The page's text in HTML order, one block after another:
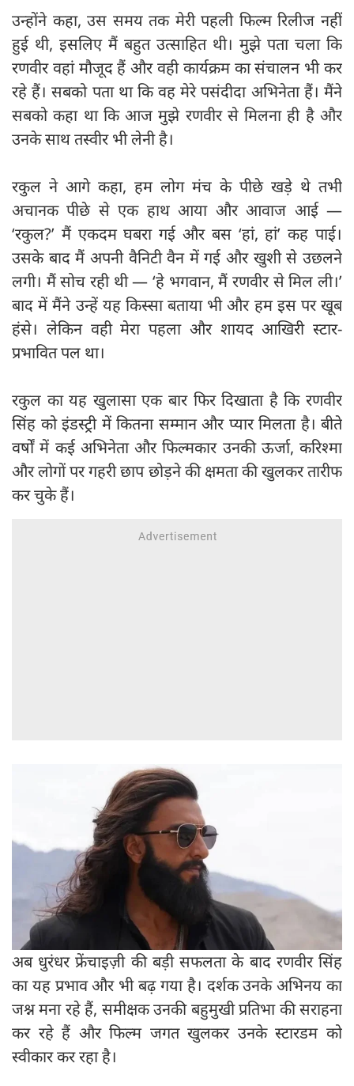
उन्होंने कहा, उस समय तक मेरी पहली फिल्म रिलीज नहीं
हुई थी, इसलिए मैं बहुत उत्साहित थी। मुझे पता चला कि
रणवीर वहां मौजूद हैं और वही कार्यक्रम का संचालन भी कर
रहे हैं। सबको पता था कि वह मेरे पसंदीदा अभिनेता हैं। मैंने
सबको कहा था कि आज मुझे रणवीर से मिलना ही है और
उनके साथ तस्वीर भी लेनी है।
रकुल ने आगे कहा, हम लोग मंच के पीछे खड़े थे तभी
अचानक पीछे से एक हाथ आया और आवाज आई —
‘रकुल?’ मैं एकदम घबरा गई और बस ‘हां, हां’ कह पाई।
उसके बाद मैं अपनी वैनिटी वैन में गई और खुशी से उछलने
लगी। मैं सोच रही थी — ‘हे भगवान, मैं रणवीर से मिल ली।’
बाद में मैंने उन्हें यह किस्सा बताया भी और हम इस पर खूब
हंसे। लेकिन वही मेरा पहला और शायद आखिरी स्टार-
प्रभावित पल था।
रकुल का यह खुलासा एक बार फिर दिखाता है कि रणवीर
सिंह को इंडस्ट्री में कितना सम्मान और प्यार मिलता है। बीते
वर्षों में कई अभिनेता और फिल्मकार उनकी ऊर्जा, करिश्मा
और लोगों पर गहरी छाप छोड़ने की क्षमता की खुलकर तारीफ
कर चुके हैं।
अब धुरंधर फ्रेंचाइज़ी की बड़ी सफलता के बाद रणवीर सिंह
का यह प्रभाव और भी बढ़ गया है। दर्शक उनके अभिनय का
जश्न मना रहे हैं, समीक्षक उनकी बहुमुखी प्रतिभा की सराहना
कर रहे हैं और फिल्म जगत खुलकर उनके स्टारडम को
स्वीकार कर रहा है।